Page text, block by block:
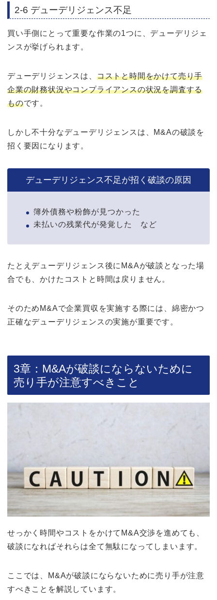
2-6 デューデリジェンス不足
買い手側にとって重要な作業の1つに、デューデリジェ
ンスが挙げられます。
デューデリジェンスは、 コストと時間をかけて売り手
企業の財務状況やコンプライアンスの状況を調査する
ものです。
しかし不十分なデューデリジェンスは、M&Aの破談を
招く要因になります。
デューデリジェンス不足が招く破談の原因
簿外債務や粉飾が見つかった
未払いの残業代が発覚した など
たとえデューデリジェンス後にM&Aが破談となった場
合でも、かけたコストと時間は戻りません。
そのためM&Aで企業買収を実施する際には、綿密かつ
正確なデューデリジェンスの実施が重要です。
3章：M&Aが破談にならないために
売り手が注意すべきこと
せっかく時間やコストをかけてM&A交渉を進めても、
破談になればそれらは全て無駄になってしまいます。
ここでは、M&Aが破談にならないために売り手が注意
すべきことを解説しています。